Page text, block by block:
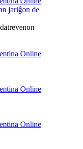
jariĝon de
Online
Online
Online